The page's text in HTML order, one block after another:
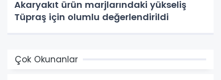
Akaryakıt ürün marjlarındaki yükseliş
Tüpraş için olumlu değerlendirildi
Çok Okunanlar